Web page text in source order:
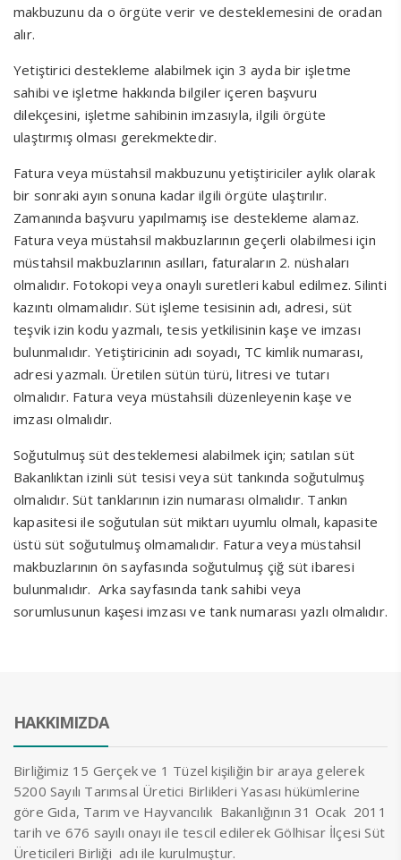
makbuzunu da o örgüte verir ve desteklemesini de oradan
alır.
Yetiştirici destekleme alabilmek için 3 ayda bir işletme
sahibi ve işletme hakkında bilgiler içeren başvuru
dilekçesini, işletme sahibinin imzasıyla, ilgili örgüte
ulaştırmış olması gerekmektedir.
Fatura veya müstahsil makbuzunu yetiştiriciler aylık olarak
bir sonraki ayın sonuna kadar ilgili örgüte ulaştırılır.
Zamanında başvuru yapılmamış ise destekleme alamaz.
Fatura veya müstahsil makbuzlarının geçerli olabilmesi için
müstahsil makbuzlarının asılları, faturaların 2. nüshaları
olmalıdır. Fotokopi veya onaylı suretleri kabul edilmez. Silinti
kazıntı olmamalıdır. Süt işleme tesisinin adı, adresi, süt
teşvik izin kodu yazmalı, tesis yetkilisinin kaşe ve imzası
bulunmalıdır. Yetiştiricinin adı soyadı, TC kimlik numarası,
adresi yazmalı. Üretilen sütün türü, litresi ve tutarı
olmalıdır. Fatura veya müstahsili düzenleyenin kaşe ve
imzası olmalıdır.
Soğutulmuş süt desteklemesi alabilmek için; satılan süt
Bakanlıktan izinli süt tesisi veya süt tankında soğutulmuş
olmalıdır. Süt tanklarının izin numarası olmalıdır. Tankın
kapasitesi ile soğutulan süt miktarı uyumlu olmalı, kapasite
üstü süt soğutulmuş olmamalıdır. Fatura veya müstahsil
makbuzlarının ön sayfasında soğutulmuş çiğ süt ibaresi
bulunmalıdır. Arka sayfasında tank sahibi veya
sorumlusunun kaşesi imzası ve tank numarası yazlı olmalıdır.
HAKKIMIZDA
Birliğimiz 15 Gerçek ve 1 Tüzel kişiliğin bir araya gelerek
5200 Sayılı Tarımsal Üretici Birlikleri Yasası hükümlerine
göre Gıda, Tarım ve Hayvancılık Bakanlığının 31 Ocak 2011
tarih ve 676 sayılı onayı ile tescil edilerek Gölhisar İlçesi Süt
Üreticileri Birliği adı ile kurulmuştur.